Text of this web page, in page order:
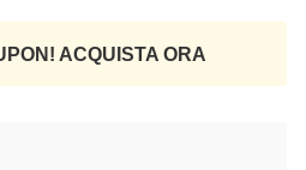
ACQUISTA ORA